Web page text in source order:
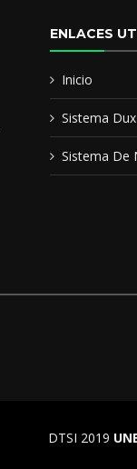
ENLACES
Inicio
Sistema
Sistema De
DTSI 2019